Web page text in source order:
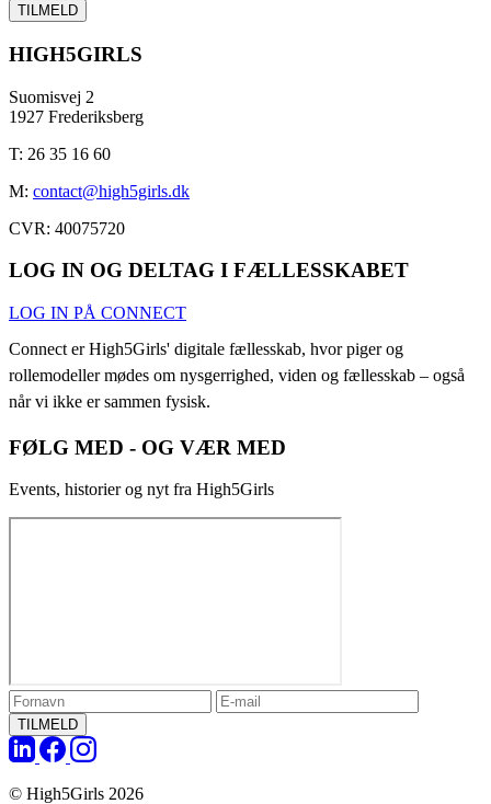
TILMELD
HIGH5GIRLS
Suomisvej 2
1927 Frederiksberg
T: 26 35 16 60
M: contact@high5girls.dk
CVR: 40075720
LOG IN OG DELTAG I FÆLLESSKABET
LOG IN PÅ CONNECT
Connect er High5Girls' digitale fællesskab, hvor piger og
rollemodeller mødes om nysgerrighed, viden og fællesskab – også
når vi ikke er sammen fysisk.
FØLG MED - OG VÆR MED
Events, historier og nyt fra High5Girls
TILMELD
© High5Girls 2026